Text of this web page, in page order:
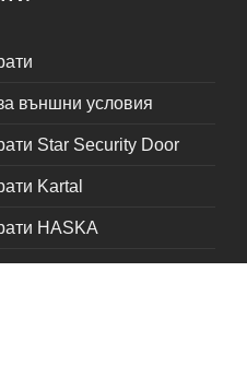
външни условия
Star Security Door
Kartal
HASKA